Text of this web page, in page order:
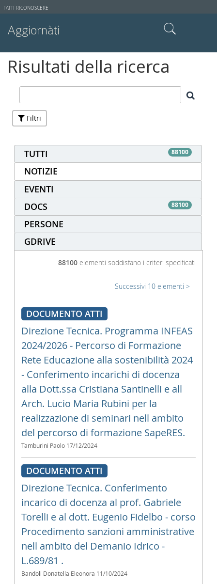
Strumenti
FATTI RICONOSCERE
Aggiornàti
Ricerca avanzata…
Risultati della ricerca
Filtri
TUTTI 88100
NOTIZIE
EVENTI
DOCS
88100
PERSONE
GDRIVE
88100 elementi soddisfano i criteri specificati
Successivi 10 elementi
DOCUMENTO ATTI
Direzione Tecnica. Programma INFEAS
2024/2026 - Percorso di Formazione
Rete Educazione alla sostenibilità 2024
- Conferimento incarichi di docenza
alla Dott.ssa Cristiana Santinelli e all
Arch. Lucio Maria Rubini per la
realizzazione di seminari nell ambito
del percorso di formazione SapeRES.
Tamburini Paolo 17/12/2024
DOCUMENTO ATTI
Direzione Tecnica. Conferimento
incarico di docenza al prof. Gabriele
Torelli e al dott. Eugenio Fidelbo - corso
Procedimento sanzioni amministrative
nell ambito del Demanio Idrico -
L.689/81 .
Bandoli Donatella Eleonora 11/10/2024